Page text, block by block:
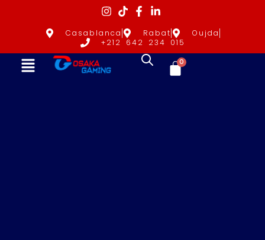
Casablanca Rabat
Oujda
+212 642 234 015
0